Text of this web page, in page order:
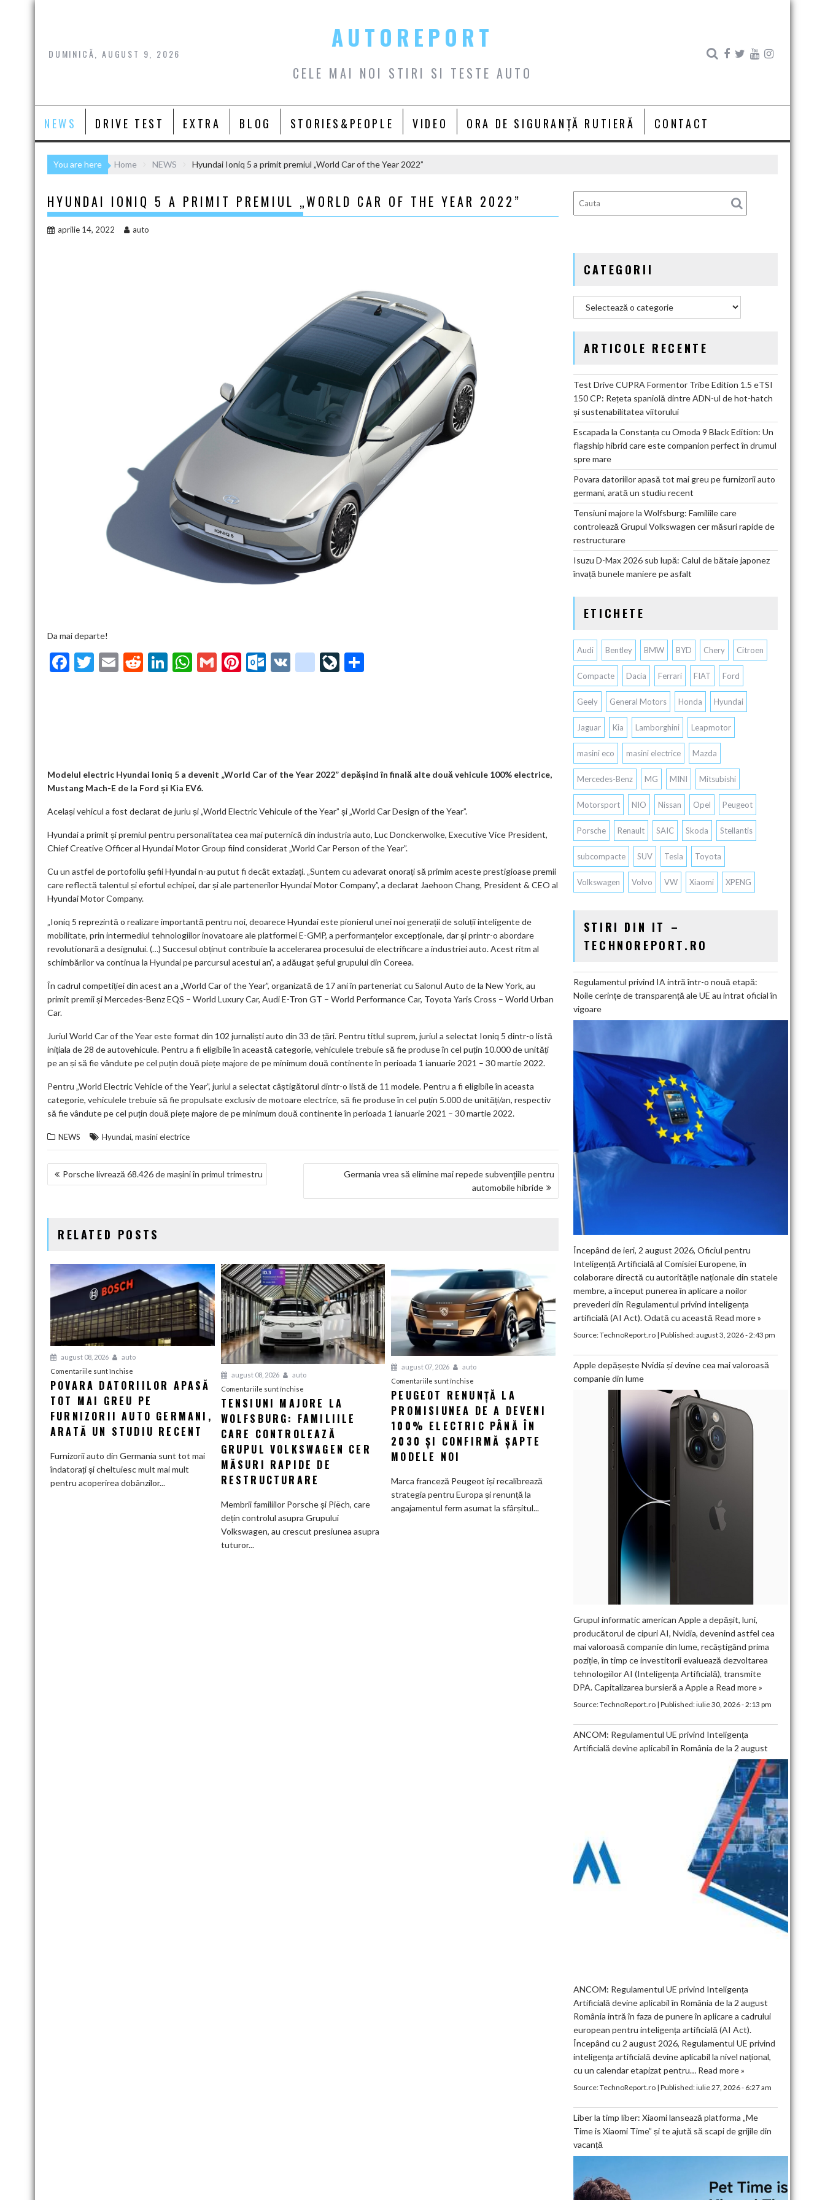
Skip
DUMINICĂ, AUGUST 9, 2026
AUTOREPORT
CELE MAI NOI STIRI SI TESTE AUTO
NEWS DRIVE TEST EXTRA BLOG STORIES&PEOPLE VIDEO ORA DE SIGURANȚĂ RUTIERĂ CONTACT
You are here Home NEWS Hyundai Ioniq 5 a primit premiul „World Car of the Year 2022”
HYUNDAI IONIQ 5 A PRIMIT PREMIUL „WORLD CAR OF THE YEAR 2022”
aprilie 14, 2022 auto
Da mai departe!
F
k
T
E
R
Li W
p
G
Pi O
m
g
o
k
m
ar
ks
Li
Modelul electric Hyundai Ioniq 5 a devenit „World Car of the Year 2022” depășind în finală alte două vehicule 100% electrice,
Mustang Mach-E de la Ford și Kia EV6.
Același vehicul a fost declarat de juriu și „World Electric Vehicule of the Year” și „World Car Design of the Year”.
Hyundai a primit și premiul pentru personalitatea cea mai puternică din industria auto, Luc Donckerwolke, Executive Vice President,
Chief Creative Officer al Hyundai Motor Group fiind considerat „World Car Person of the Year”.
Cu un astfel de portofoliu șefii Hyundai n-au putut fi decât extaziați. „Suntem cu adevarat onorați să primim aceste prestigioase premii
care reflectă talentul și efortul echipei, dar și ale partenerilor Hyundai Motor Company”, a declarat Jaehoon Chang, President & CEO al
Hyundai Motor Company.
„Ioniq 5 reprezintă o realizare importantă pentru noi, deoarece Hyundai este pionierul unei noi generații de soluții inteligente de
mobilitate, prin intermediul tehnologiilor inovatoare ale platformei E-GMP, a performanțelor excepționale, dar și printr-o abordare
revolutionară a designului. (…) Succesul obținut contribuie la accelerarea procesului de electrificare a industriei auto. Acest ritm al
schimbărilor va continua la Hyundai pe parcursul acestui an”, a adăugat șeful grupului din Coreea.
În cadrul competiției din acest an a „World Car of the Year”, organizată de 17 ani în parteneriat cu Salonul Auto de la New York, au
primit premii și Mercedes-Benz EQS – World Luxury Car, Audi E-Tron GT – World Performance Car, Toyota Yaris Cross – World Urban
Car.
Juriul World Car of the Year este format din 102 jurnaliști auto din 33 de țări. Pentru titlul suprem, juriul a selectat Ioniq 5 dintr-o listă
inițiala de 28 de autovehicule. Pentru a fi eligibile în această categorie, vehiculele trebuie să fie produse în cel puțin 10.000 de unități
pe an și să fie vândute pe cel puțin două piețe majore de pe minimum două continente în perioada 1 ianuarie 2021 – 30 martie 2022.
Pentru „World Electric Vehicle of the Year”, juriul a selectat câștigătorul dintr-o listă de 11 modele. Pentru a fi eligibile în aceasta
categorie, vehiculele trebuie să fie propulsate exclusiv de motoare electrice, să fie produse în cel puțin 5.000 de unități/an, respectiv
să fie vândute pe cel puțin două piețe majore de pe minimum două continente în perioada 1 ianuarie 2021 – 30 martie 2022.
NEWS Hyundai, masini electrice
NAVIGARE
Porsche livrează 68.426 de mașini în primul trimestru
Germania vrea să elimine mai repede subvenţiile pentru
automobile hibride
RELATED POSTS
august 08, 2026
auto
Comentariile sunt închise
Povara
datoriilor
apasă
mai
furnizorii
POVARA DATORIILOR APASĂ
TOT MAI GREU PE
FURNIZORII AUTO GERMANI,
ARATĂ UN STUDIU RECENT
Furnizorii auto din Germania sunt tot mai
îndatorați și cheltuiesc mult mai mult
pentru acoperirea dobânzilor...
august 08, 2026
auto
Comentariile sunt închisepentru
Tensiuni
majore
la
Familiile
care
controlează
Volkswagen
cer
măsuri
TENSIUNI MAJORE LA
WOLFSBURG: FAMILIILE
CARE CONTROLEAZĂ
GRUPUL VOLKSWAGEN CER
MĂSURI RAPIDE DE
RESTRUCTURARE
Membrii familiilor Porsche și Piëch, care
dețin controlul asupra Grupului
Volkswagen, au crescut presiunea asupra
tuturor...
august 07, 2026
auto
Comentariile sunt închise
Peugeot
renunță
la
promisiunea
de
electric
PEUGEOT RENUNȚĂ LA
PROMISIUNEA DE A DEVENI
100% ELECTRIC PÂNĂ ÎN
2030 ȘI CONFIRMĂ ȘAPTE
MODELE NOI
Marca franceză Peugeot își recalibrează
strategia pentru Europa și renunță la
angajamentul ferm asumat la sfârșitul...
CATEGORII
ARTICOLE RECENTE
Test Drive CUPRA Formentor Tribe Edition 1.5 eTSI
150 CP: Rețeta spaniolă dintre ADN-ul de hot-hatch
și sustenabilitatea viitorului
Escapada la Constanța cu Omoda 9 Black Edition: Un
flagship hibrid care este companion perfect în drumul
spre mare
Povara datoriilor apasă tot mai greu pe furnizorii auto
germani, arată un studiu recent
Tensiuni majore la Wolfsburg: Familiile care
controlează Grupul Volkswagen cer măsuri rapide de
restructurare
Isuzu D-Max 2026 sub lupă: Calul de bătaie japonez
învață bunele maniere pe asfalt
ETICHETE
Audi Bentley BMW BYD Chery Citroen
Compacte Dacia Ferrari FIAT Ford
Geely General Motors Honda Hyundai
Jaguar Kia Lamborghini Leapmotor
masini eco masini electrice Mazda
Mercedes-Benz MG MINI Mitsubishi
Motorsport NIO Nissan Opel Peugeot
Porsche Renault SAIC Skoda Stellantis
subcompacte SUV Tesla Toyota
Volkswagen Volvo VW Xiaomi XPENG
STIRI DIN IT –
TECHNOREPORT.RO
Regulamentul privind IA intră într-o nouă etapă:
Noile cerințe de transparență ale UE au intrat oficial în
vigoare
Începând de ieri, 2 august 2026, Oficiul pentru
Inteligență Artificială al Comisiei Europene, în
colaborare directă cu autoritățile naționale din statele
membre, a început punerea în aplicare a noilor
prevederi din Regulamentul privind inteligența
artificială (AI Act). Odată cu această Read more »
Source:TechnoReport.ro| Published:august 3, 2026 - 2:43 pm
Apple depășește Nvidia și devine cea mai valoroasă
companie din lume
Grupul informatic american Apple a depășit, luni,
producătorul de cipuri AI, Nvidia, devenind astfel cea
mai valoroasă companie din lume, recâștigând prima
poziție, în timp ce investitorii evaluează dezvoltarea
tehnologiilor AI (Inteligența Artificială), transmite
DPA. Capitalizarea bursieră a Apple a Read more »
Source:TechnoReport.ro| Published:iulie 30, 2026 - 2:13 pm
ANCOM: Regulamentul UE privind Inteligența
Artificială devine aplicabil în România de la 2 august
ANCOM: Regulamentul UE privind Inteligența
Artificială devine aplicabil în România de la 2 august
România intră în faza de punere în aplicare a cadrului
european pentru inteligența artificială (AI Act).
Începând cu 2 august 2026, Regulamentul UE privind
inteligența artificială devine aplicabil la nivel național,
cu un calendar etapizat pentru… Read more »
Source:TechnoReport.ro| Published:iulie 27, 2026 - 6:27 am
Liber la timp liber: Xiaomi lansează platforma „Me
Time is Xiaomi Time” și te ajută să scapi de grijile din
vacanță